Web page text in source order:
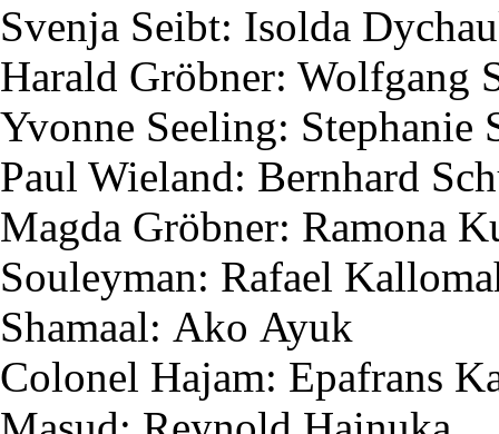
Svenja Seibt: Isolda
Harald Gröbner: Wolfgang
Yvonne Seeling: Stephanie
Paul Wieland: Bernhard
Magda Gröbner: Ramona
Souleyman: Rafael
Shamaal: Ako Ayuk
Colonel Hajam: Epafrans